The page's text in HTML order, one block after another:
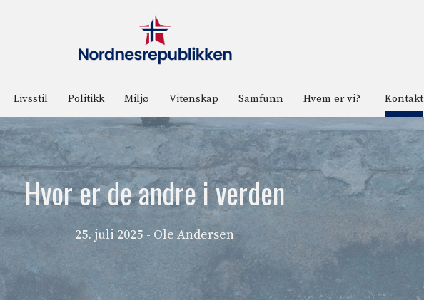
Livsstil Politikk Miljø Vitenskap Samfunn Hvem er vi? Kontakt
Hvor er de andre i verden
25. juli 2025 - Ole Andersen